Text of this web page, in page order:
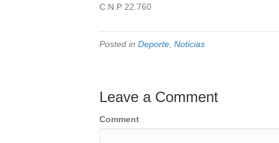
C.N.P 22.760
Posted in Deporte Noticias
Leave a Comment
Comment